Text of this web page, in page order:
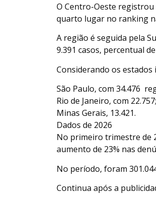
O Centro-Oeste registrou
quarto lugar no ranking
A região é seguida pela
9.391 casos, percentual
Considerando os
São Paulo, com 34.476
Rio de Janeiro, com 22.757;
Minas Gerais, 13.421.
Dados de 2026
No primeiro trimestre de
aumento de 23% nas
No período, foram
Continua após a